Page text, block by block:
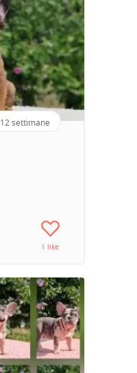
12 settimane
1 like